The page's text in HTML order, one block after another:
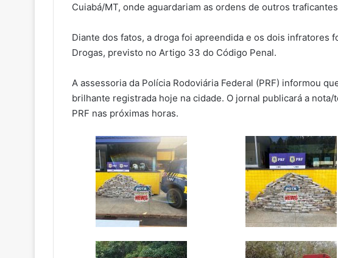
Cuiabá/MT, onde aguardariam as ordens de outros
Diante dos fatos, a droga foi apreendida e os dois infratores
Drogas, previsto no Artigo 33 do Código Penal.
A assessoria da Polícia Rodoviária Federal (PRF) informou
brilhante registrada hoje na cidade. O jornal publicará a
PRF nas próximas horas.